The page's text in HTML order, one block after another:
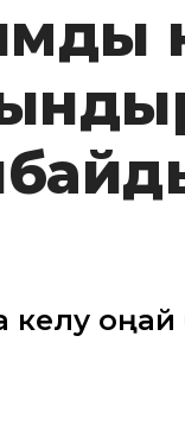
келу оңай